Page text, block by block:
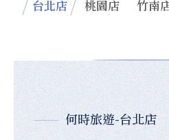
台北店 桃園店 竹南
何時旅遊-台北店